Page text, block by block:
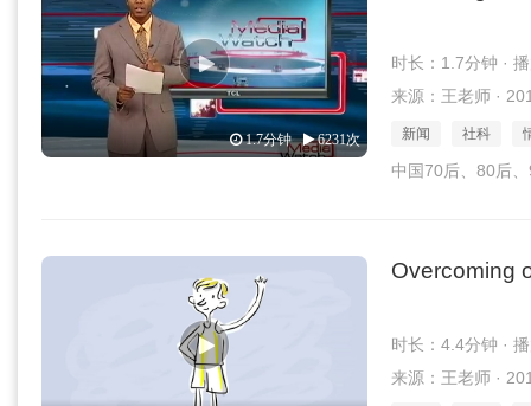
1.7分钟 6231次
时长：1.7分钟 ·
来源：王老师 ·
新闻 社科
中国70后、80后
Overcoming
时长：4.4分钟 ·
来源：王老师 ·